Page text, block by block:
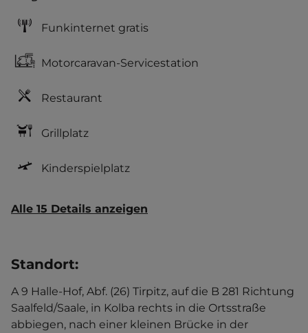
Funkinternet gratis
Motorcaravan-Servicestation
Restaurant
Grillplatz
Kinderspielplatz
Alle 15 Details anzeigen
Standort:
A 9 Halle-Hof, Abf. (26) Tirpitz, auf die B 281 Richtung
Saalfeld/Saale, in Kolba rechts in die Ortsstraße
abbiegen, nach einer kleinen Brücke in der